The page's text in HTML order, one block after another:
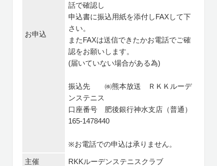
お申込
話で確認し
申込書に振込用紙を添付しFAXして下
さい。
またFAXは送信できたかお電話でご確
認をお願いします。
(届いていない場合がある為)
振込先 ㈱熊本放送 ＲＫＫルーデ
ンステニス
口座番号 肥後銀行神水支店（普通）
165-1478440
※お電話での申込は承りません。
主催 RKKルーデンステニスクラブ